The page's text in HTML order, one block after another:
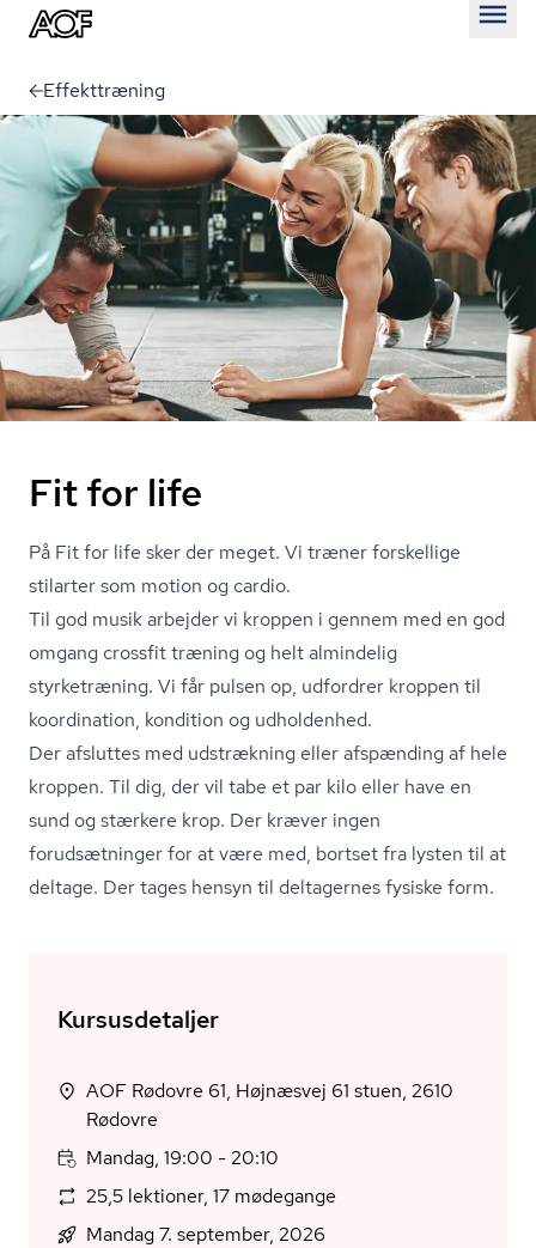
Effekttræning
Fit for life
På Fit for life sker der meget. Vi træner forskellige
stilarter som motion og cardio.
Til god musik arbejder vi kroppen i gennem med en god
omgang crossfit træning og helt almindelig
styrketræning. Vi får pulsen op, udfordrer kroppen til
koordination, kondition og udholdenhed.
Der afsluttes med udstrækning eller afspænding af hele
kroppen. Til dig, der vil tabe et par kilo eller have en
sund og stærkere krop. Der kræver ingen
forudsætninger for at være med, bortset fra lysten til at
deltage. Der tages hensyn til deltagernes fysiske form.
Kursusdetaljer
AOF Rødovre 61, Højnæsvej 61 stuen, 2610
Rødovre
Mandag, 19:00 - 20:10
25,5 lektioner, 17 mødegange
Mandag 7. september, 2026